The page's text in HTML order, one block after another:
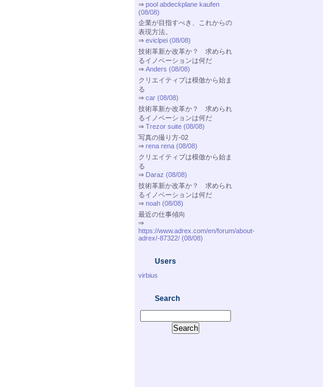
⇒ pool abdeckplane kaufen
(08/08)
企業が目指すべき、これからの
表現方法。
⇒ eviclpei (08/08)
技術革新か改革か？ 求められ
るイノベーションは何だ
⇒ Anders (08/08)
クリエイティブは模倣から始ま
る
⇒ car (08/08)
技術革新か改革か？ 求められ
るイノベーションは何だ
⇒ Trezor suite (08/08)
写真の撮り方-02
⇒ rena rena (08/08)
クリエイティブは模倣から始ま
る
⇒ Daraz (08/08)
技術革新か改革か？ 求められ
るイノベーションは何だ
⇒ noah (08/08)
最近の仕事傾向
⇒
https://www.adrex.com/en/forum/about-
adrex/-87322/ (08/08)
Users
virbius
Search